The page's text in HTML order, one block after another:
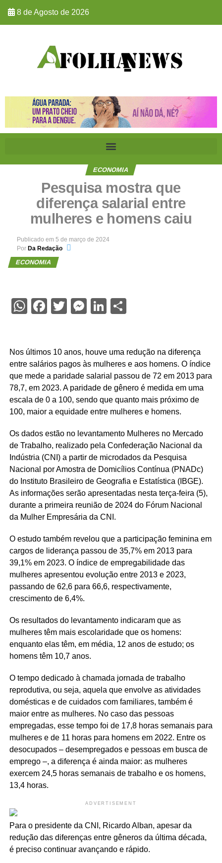
8 de Agosto de 2026
ECONOMIA
Pesquisa mostra que
diferença salarial entre
mulheres e homens caiu
Publicado em 5 de março de 2024
Por Da Redação
ECONOMIA
WhatsApp
Facebook
Twitter
Messenger
LinkedIn
Share
Nos últimos 10 anos, houve uma redução na diferença
entre salários pagos às mulheres e aos homens. O índice
que mede a paridade salarial passou de 72 em 2013 para
78,7, em 2023. A paridade de gênero é medida em uma
escala de 0 a 100, sendo que quanto mais próximo de
100, maior a equidade entre mulheres e homens.
Os dados estão no levantamento Mulheres no Mercado
de Trabalho, realizado pela Confederação Nacional da
Indústria (CNI) a partir de microdados da Pesquisa
Nacional por Amostra de Domicílios Contínua (PNADc)
do Instituto Brasileiro de Geografia e Estatística (IBGE).
As informações serão apresentadas nesta terça-feira (5),
durante a primeira reunião de 2024 do Fórum Nacional
da Mulher Empresária da CNI.
O estudo também revelou que a participação feminina em
cargos de liderança passou de 35,7% em 2013 para
39,1% em 2023. O índice de empregabilidade das
mulheres apresentou evolução entre 2013 e 2023,
passando de 62,6 para 66,6, respectivamente,
crescimento de 6,4%.
Os resultados do levantamento indicaram que as
mulheres têm mais escolaridade que os homens:
enquanto elas têm, em média, 12 anos de estudo; os
homens têm 10,7 anos.
O tempo dedicado à chamada jornada de trabalho
reprodutiva, ou seja, aquela que envolve as atividades
domésticas e de cuidados com familiares, também é
maior entre as mulheres. No caso das pessoas
empregadas, esse tempo foi de 17,8 horas semanais para
mulheres e de 11 horas para homens em 2022. Entre os
desocupados – desempregados e pessoas em busca de
emprego –, a diferença é ainda maior: as mulheres
exercem 24,5 horas semanais de trabalho e os homens,
13,4 horas.
ADVERTISEMENT
Para o presidente da CNI, Ricardo Alban, apesar da
redução das diferenças entre gêneros da última década,
é preciso continuar avançando e rápido.